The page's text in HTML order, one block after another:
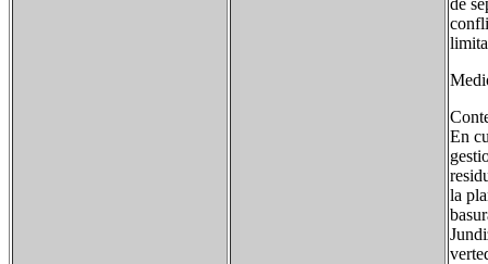
de
En
la